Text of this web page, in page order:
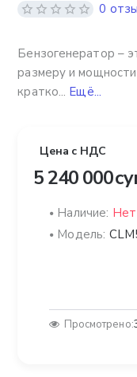
Бензогенератор –
размеру и
кратко... Ещё...
0
Цена с НДС
5 240 000
Наличие: Нет
Модель:
Просмотрено: